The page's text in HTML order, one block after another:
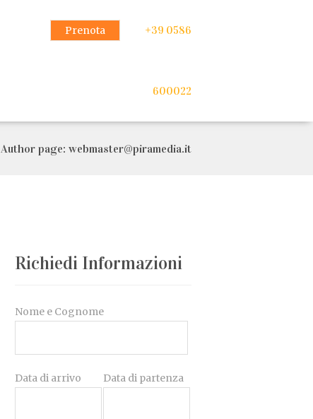
+39 0586
600022
Prenota
Author page: webmaster@piramedia.it
Richiedi Informazioni
Nome e Cognome
Data di arrivo Data di partenza